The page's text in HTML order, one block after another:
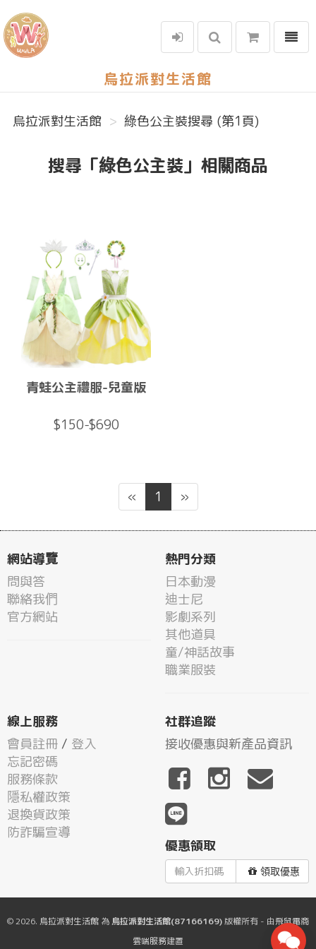
烏拉派對生活館
選單
烏拉派對生活館 綠色公主裝搜尋 (第1頁)
搜尋「綠色公主裝」相關商品
青蛙公主禮服-兒童版
$150-$690
« 1 »
網站導覽
問與答
聯絡我們
官方網站
熱門分類
日本動漫
迪士尼
影劇系列
其他道具
童/神話故事
職業服裝
線上服務
會員註冊 / 登入
忘記密碼
服務條款
隱私權政策
退換貨政策
防詐騙宣導
社群追蹤
接收優惠與新產品資訊
優惠領取
領取優惠
© 2026. 烏拉派對生活館 為 烏拉派對生活館(87166169)版權所有 - 由飛鼠電商
雲端服務建置